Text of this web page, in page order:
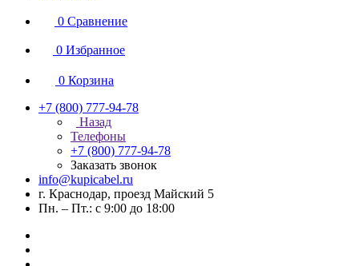
0 Сравнение
0 Избранное
0 Корзина
+7 (800) 777-94-78
Назад
Телефоны
+7 (800) 777-94-78
Заказать звонок
info@kupicabel.ru
г. Краснодар, проезд Майский 5
Пн. – Пт.: с 9:00 до 18:00